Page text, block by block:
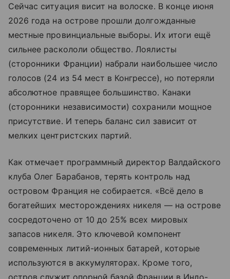
Сейчас ситуация висит на волоске. В конце июня
2026 года на острове прошли долгожданные
местные провинциальные выборы. Их итоги ещё
сильнее раскололи общество. Лоялисты
(сторонники Франции) набрали наибольшее число
голосов (24 из 54 мест в Конгрессе), но потеряли
абсолютное правящее большинство. Канаки
(сторонники независимости) сохранили мощное
присутствие. И теперь баланс сил зависит от
мелких центристских партий.
Как отмечает программный директор Валдайского
клуба Олег Барабанов, терять контроль над
островом Франция не собирается. «Всё дело в
богатейших месторождениях никеля — на острове
сосредоточено от 10 до 25% всех мировых
запасов никеля. Это ключевой компонент
современных литий-ионных батарей, которые
используются в аккумуляторах. Кроме того,
остров служит опорной базой Франции в Индо-